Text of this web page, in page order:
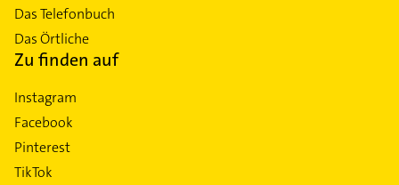
Das Telefonbuch
Das Örtliche
Zu finden auf
Instagram
Facebook
Pinterest
TikTok